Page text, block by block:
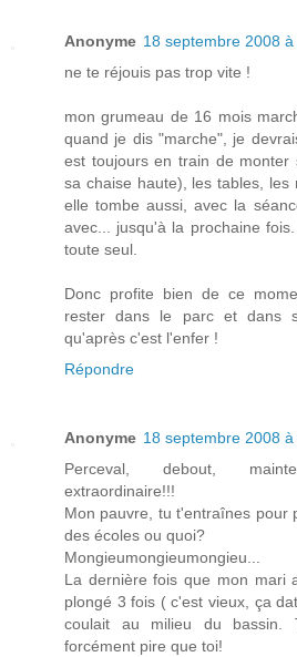
Anonyme 18 septembre 2008
ne te réjouis pas trop vite !
mon grumeau de 16 mois
quand je dis "marche", je
est toujours en train de monter
sa chaise haute), les tables, les
elle tombe aussi, avec la
avec... jusqu'à la prochaine
toute seul.
Donc profite bien de ce
rester dans le parc et dans
qu'après c'est l'enfer !
Répondre
Anonyme 18 septembre 2008
Perceval, debout,
extraordinaire!!!
Mon pauvre, tu t'entraînes pour
des écoles ou quoi?
Mongieumongieumongieu...
La dernière fois que mon mari
plongé 3 fois ( c'est vieux, ça
coulait au milieu du
forcément pire que toi!